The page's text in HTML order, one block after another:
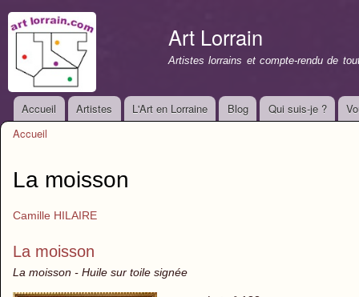
Art Lorrain
Artistes lorrains et compte-rendu de
Menu principal
Accueil Artistes L'Art en Lorraine Blog Qui suis-je ?
Accueil
La moisson
Camille HILAIRE
La moisson
La moisson - Huile sur toile signée